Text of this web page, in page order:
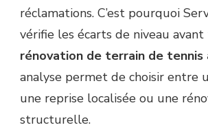
réclamations. C’est pourquoi
vérifie les écarts de niveau
rénovation de terrain de tennis
analyse permet de choisir entre
une reprise localisée ou une
structurelle.